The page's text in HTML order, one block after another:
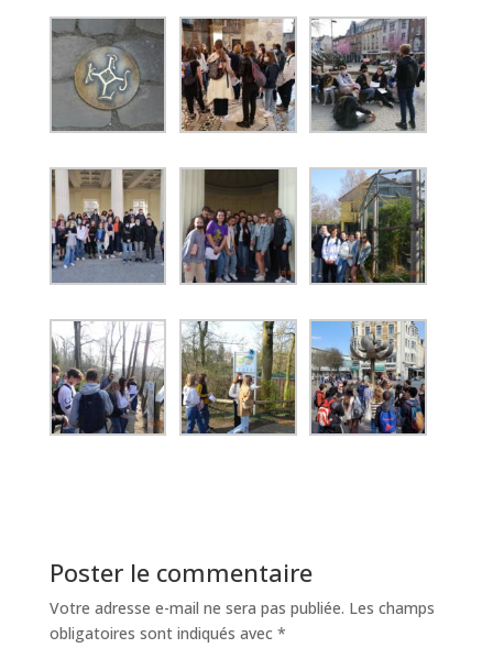
Poster le commentaire
Votre adresse e-mail ne sera pas publiée. Les champs
obligatoires sont indiqués avec *